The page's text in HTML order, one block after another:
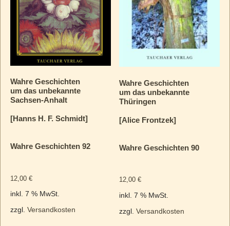
Wahre Geschichten
um das unbekannte
Sachsen-Anhalt
[Hanns H. F. Schmidt]
Wahre Geschichten 92
12,00 €
inkl. 7 % MwSt.
zzgl. Versandkosten
Wahre Geschichten
um das unbekannte
Thüringen
[Alice Frontzek]
Wahre Geschichten 90
12,00€
inkl. 7 % MwSt.
zzgl.Versandkosten